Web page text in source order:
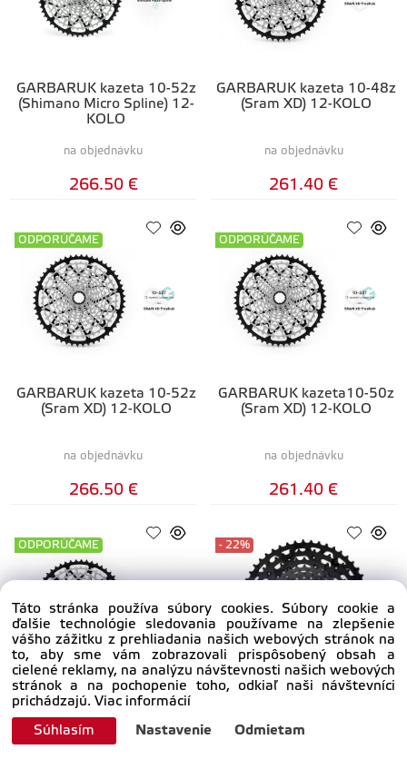
GARBARUK kazeta 10-52z
(Shimano Micro Spline) 12-
KOLO
na objednávku
266.50 €
GARBARUK kazeta 10-48z
(Sram XD) 12-KOLO
na objednávku
261.40 €
GARBARUK kazeta 10-52z
(Sram XD) 12-KOLO
ODPORÚČAME
na objednávku
266.50 €
GARBARUK kazeta10-50z
(Sram XD) 12-KOLO
ODPORÚČAME
na objednávku
261.40 €
GARBARUK kazeta11-52z
ODPORÚČAME
Linkglide CUES
- 22%
Táto stránka používa súbory cookies. Súbory cookie a
ďalšie technológie sledovania používame na zlepšenie
vášho zážitku z prehliadania našich webových stránok na
to, aby sme vám zobrazovali prispôsobený obsah a
cielené reklamy, na analýzu návštevnosti našich webových
stránok a na pochopenie toho, odkiaľ naši návštevníci
prichádzajú. Viac informácií
Súhlasím Nastavenie Odmietam